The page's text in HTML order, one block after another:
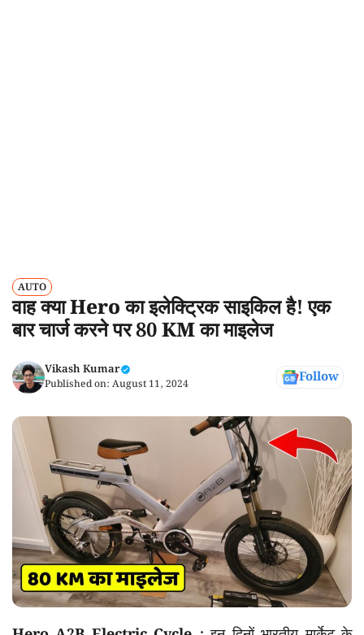
AUTO
वाह क्या Hero का इलेक्ट्रिक साइकिल है! एक
बार चार्ज करने पर 80 KM का माइलेज
Vikash Kumar
Published on: August 11, 2024 Follow